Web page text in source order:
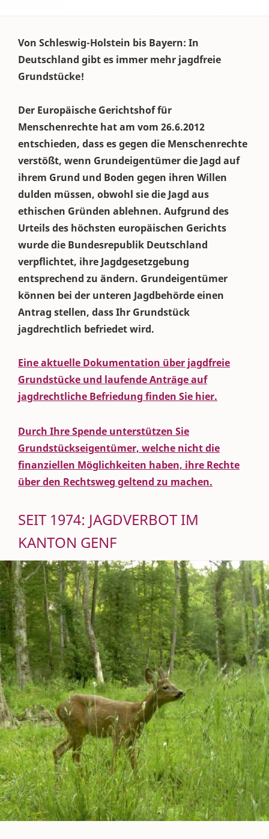
Von Schleswig-Holstein bis Bayern: In
Deutschland gibt es immer mehr jagdfreie
Grundstücke!
Der Europäische Gerichtshof für
Menschenrechte hat am vom 26.6.2012
entschieden, dass es gegen die Menschenrechte
verstößt, wenn Grundeigentümer die Jagd auf
ihrem Grund und Boden gegen ihren Willen
dulden müssen, obwohl sie die Jagd aus
ethischen Gründen ablehnen. Aufgrund des
Urteils des höchsten europäischen Gerichts
wurde die Bundesrepublik Deutschland
verpflichtet, ihre Jagdgesetzgebung
entsprechend zu ändern. Grundeigentümer
können bei der unteren Jagdbehörde einen
Antrag stellen, dass Ihr Grundstück
jagdrechtlich befriedet wird.
Eine aktuelle Dokumentation über jagdfreie
Grundstücke und laufende Anträge auf
jagdrechtliche Befriedung finden Sie hier.
Durch Ihre Spende unterstützen Sie
Grundstückseigentümer, welche nicht die
finanziellen Möglichkeiten haben, ihre Rechte
über den Rechtsweg geltend zu machen.
SEIT 1974: JAGDVERBOT IM
KANTON GENF